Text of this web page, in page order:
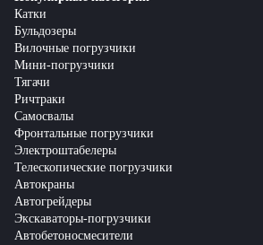
Катки
Бульдозеры
Вилочные погрузчики
Мини-погрузчики
Тягачи
Ричтраки
Самосвалы
Фронтальные погрузчики
Электроштабелеры
Телескопические погрузчики
Автокраны
Автогрейдеры
Экскаваторы-погрузчики
Автобетоносмесители